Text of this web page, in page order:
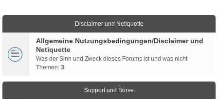
Disclaimer und Netiquette
Allgemeine Nutzungsbedingungen/Disclaimer und
Netiquette
Was der Sinn und Zweck dieses Forums ist und was nicht
Themen: 3
Support und Börse